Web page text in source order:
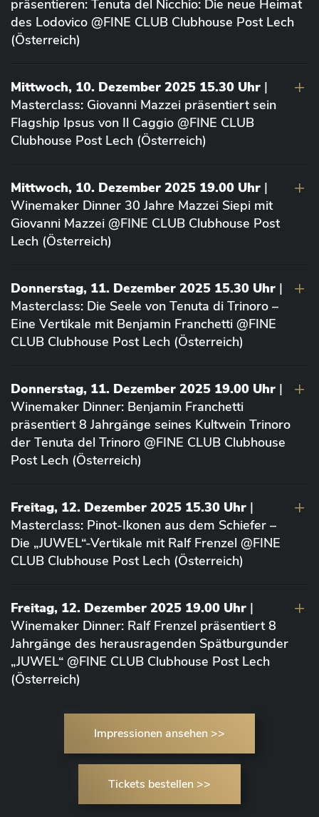
präsentieren: Tenuta del Nicchio: Die neue Heimat
des Lodovico @FINE CLUB Clubhouse Post Lech
(Österreich)
Mittwoch, 10. Dezember 2025 15.30 Uhr |
Masterclass: Giovanni Mazzei präsentiert sein
Flagship Ipsus von Il Caggio @FINE CLUB
Clubhouse Post Lech (Österreich)
Mittwoch, 10. Dezember 2025 19.00 Uhr |
Winemaker Dinner 30 Jahre Mazzei Siepi mit
Giovanni Mazzei @FINE CLUB Clubhouse Post
Lech (Österreich)
Donnerstag, 11. Dezember 2025 15.30 Uhr |
Masterclass: Die Seele von Tenuta di Trinoro –
Eine Vertikale mit Benjamin Franchetti @FINE
CLUB Clubhouse Post Lech (Österreich)
Donnerstag, 11. Dezember 2025 19.00 Uhr |
Winemaker Dinner: Benjamin Franchetti
präsentiert 8 Jahrgänge seines Kultwein Trinoro
der Tenuta del Trinoro @FINE CLUB Clubhouse
Post Lech (Österreich)
Freitag, 12. Dezember 2025 15.30 Uhr |
Masterclass: Pinot-Ikonen aus dem Schiefer –
Die „JUWEL“-Vertikale mit Ralf Frenzel @FINE
CLUB Clubhouse Post Lech (Österreich)
Freitag, 12. Dezember 2025 19.00 Uhr |
Winemaker Dinner: Ralf Frenzel präsentiert 8
Jahrgänge des herausragenden Spätburgunder
„JUWEL“ @FINE CLUB Clubhouse Post Lech
(Österreich)
Impressionen ansehen >>
Tickets bestellen >>